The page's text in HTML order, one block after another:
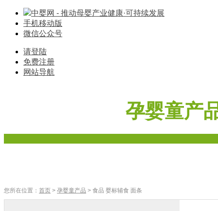
中婴网 - 推动母婴产业健康·可持续发展
手机移动版
微信公众号
请登陆
免费注册
网站导航
孕婴童产
您所在位置： 首页 > 孕婴童产品 > 食品 婴标辅食 面条